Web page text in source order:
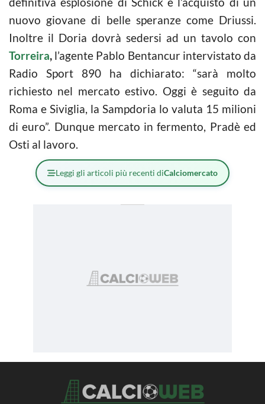
nuovo giovane di belle speranze come Driussi.
Inoltre il Doria dovrà sedersi ad un tavolo con
Torreira, l’agente Pablo Bentancur intervistato da
Radio Sport 890 ha dichiarato: “sarà molto
richiesto nel mercato estivo. Oggi è seguito da
Roma e Siviglia, la Sampdoria lo valuta 15 milioni
di euro”. Dunque mercato in fermento, Pradè ed
Osti al lavoro.
Leggi gli articoli più recenti diCalciomercato